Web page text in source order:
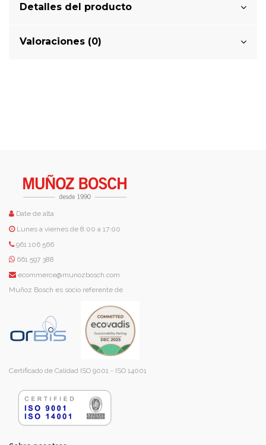
Detalles del producto
Valoraciones (0)
Date de alta
Lunes a viernes de 8:00 a 17:00
961 106 566
661 597 388
ecommerce@munozbosch.com
Muñoz Bosch es socio referente de
Certificado de Calidad ISO 9001 - ISO 14001